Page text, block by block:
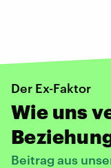
Der Ex-Faktor
Wie uns
Beitrag aus